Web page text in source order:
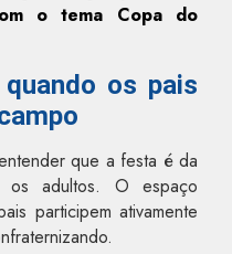
o tema Copa do
os pais
que a festa é da
os adultos. O espaço
participem ativamente